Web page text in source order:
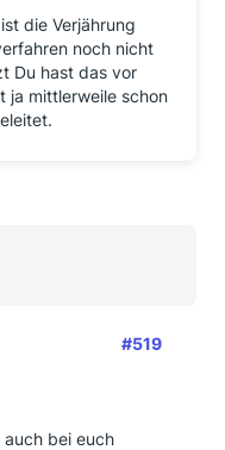
die Verjährung
noch nicht
Du hast das vor
ja mittlerweile schon
#519
bei euch